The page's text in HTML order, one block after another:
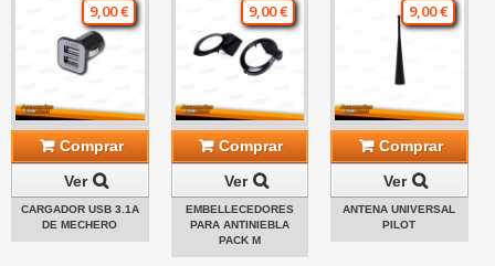
9,00 €
Comprar
Ver
CARGADOR USB 3.1A
DE MECHERO
9,00 €
Comprar
Ver
EMBELLECEDORES
PARA ANTINIEBLA
PACK M
9,00 €
Comprar
Ver
ANTENA UNIVERSAL
PILOT